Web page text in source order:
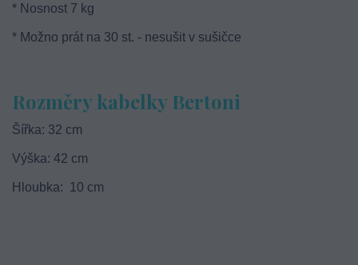
* Nosnost 7 kg
* Možno prát na 30 st. - nesušit v sušičce
Rozměry kabelky Bertoni
Šířka: 32 cm
Výška: 42 cm
Hloubka: 10 cm